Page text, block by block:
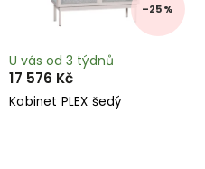
–25 %
Kabinet PLEX šedý
U vás od 3 týdnů
17 576 Kč